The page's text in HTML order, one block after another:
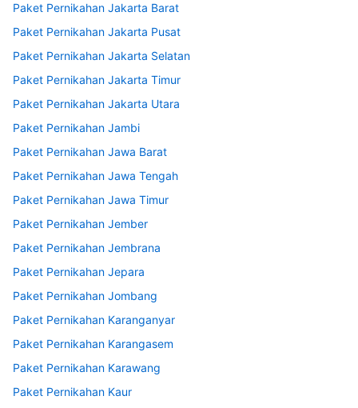
Paket Pernikahan Jakarta Barat
Paket Pernikahan Jakarta Pusat
Paket Pernikahan Jakarta Selatan
Paket Pernikahan Jakarta Timur
Paket Pernikahan Jakarta Utara
Paket Pernikahan Jambi
Paket Pernikahan Jawa Barat
Paket Pernikahan Jawa Tengah
Paket Pernikahan Jawa Timur
Paket Pernikahan Jember
Paket Pernikahan Jembrana
Paket Pernikahan Jepara
Paket Pernikahan Jombang
Paket Pernikahan Karanganyar
Paket Pernikahan Karangasem
Paket Pernikahan Karawang
Paket Pernikahan Kaur